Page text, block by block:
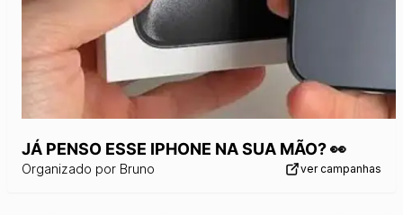
JÁ PENSO ESSE IPHONE NA SUA MÃO? 👀
Organizado por Bruno ver campanhas